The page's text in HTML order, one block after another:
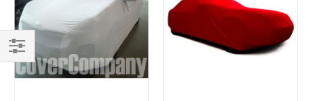
Filtrer
par